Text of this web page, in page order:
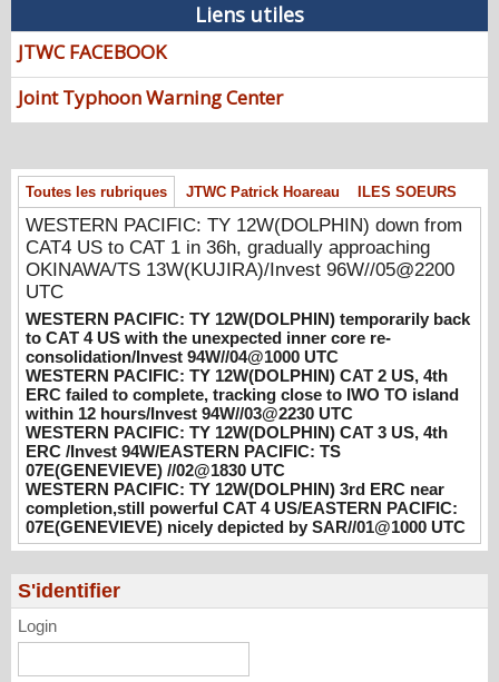
WESTERN PACIFIC: TY 12W(DOLPHIN)
down from CAT4 US to CAT 1 in 36h,
gradually approaching OKINAWA/TS
13W(KUJIRA)/Invest 96W//05@2200 UTC
08/06/2026 PATRICK HOAREAU
temporarily back to CAT 4 US with the
unexpected inner core re-
consolidation/Invest 94W//04@1000 UTC
08/04/2026 -PATRICK HOAREAU
WESTERN PACIFIC: TY 12W(DOLPHIN)
tracking close to IWO TO island within 12
hours/Invest 94W//03@2230 UTC
08/04/2026 -PATRICK HOAREAU
WESTERN PACIFIC: TY 12W(DOLPHIN)
CAT 3 US, 4th ERC /Invest 94W/EASTERN
PACIFIC: TS 07E(GENEVIEVE) //02@1830
UTC
08/02/2026 -PATRICK HOAREAU
WESTERN PACIFIC: TY 12W(DOLPHIN)
4 US/EASTERN PACIFIC: 07E(GENEVIEVE)
nicely depicted by SAR//01@1000 UTC
08/01/2026
Liens utiles
JTWC FACEBOOK
Joint Typhoon Warning Center
Toutes les rubriques JTWC Patrick Hoareau ILES SOEURS
WESTERN PACIFIC: TY 12W(DOLPHIN) down from
CAT4 US to CAT 1 in 36h, gradually approaching
OKINAWA/TS 13W(KUJIRA)/Invest 96W//05@2200
UTC
WESTERN PACIFIC: TY 12W(DOLPHIN) temporarily back
to CAT 4 US with the unexpected inner core re-
consolidation/Invest 94W//04@1000 UTC
WESTERN PACIFIC: TY 12W(DOLPHIN) CAT 2 US, 4th
ERC failed to complete, tracking close to IWO TO island
within 12 hours/Invest 94W//03@2230 UTC
WESTERN PACIFIC: TY 12W(DOLPHIN) CAT 3 US, 4th
ERC /Invest 94W/EASTERN PACIFIC: TS
07E(GENEVIEVE) //02@1830 UTC
WESTERN PACIFIC: TY 12W(DOLPHIN) 3rd ERC near
completion,still powerful CAT 4 US/EASTERN PACIFIC:
07E(GENEVIEVE) nicely depicted by SAR//01@1000 UTC
S'identifier
Login